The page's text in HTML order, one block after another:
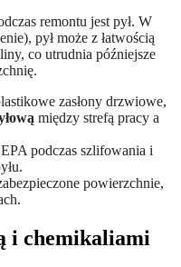
remontu jest pył. W
pył może z łatwością
co utrudnia późniejsze
zasłony drzwiowe,
między strefą pracy a
podczas szlifowania i
powierzchnie,
i chemikaliami